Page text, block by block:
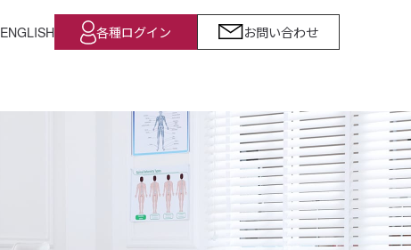
ENGLISH 各種ログイン お問い合わせ